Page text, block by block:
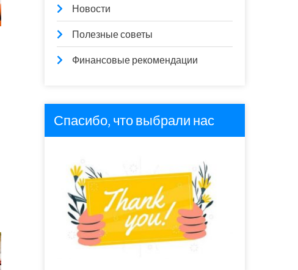
Новости
Полезные советы
Финансовые рекомендации
Спасибо, что выбрали нас